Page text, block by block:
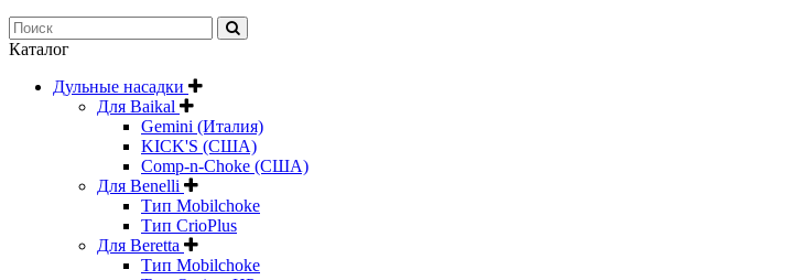
Каталог
Дульные насадки
Для Baikal
Gemini (Италия)
KICK'S (США)
Comp-n-Choke (США)
Для Benelli
Тип Mobilchoke
Тип CrioPlus
Для Beretta
Тип Mobilchoke